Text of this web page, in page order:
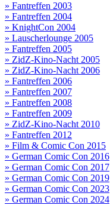
» Fantreffen 2003
» Fantreffen 2004
» KnightCon 2004
» Lauscherlounge 2005
» Fantreffen 2005
» ZidZ-Kino-Nacht 2005
» ZidZ-Kino-Nacht 2006
» Fantreffen 2006
» Fantreffen 2007
» Fantreffen 2008
» Fantreffen 2009
» ZidZ-Kino-Nacht 2010
» Fantreffen 2012
» Film & Comic Con 2015
» German Comic Con 2016
» German Comic Con 2017
» German Comic Con 2019
» German Comic Con 2023
» German Comic Con 2024